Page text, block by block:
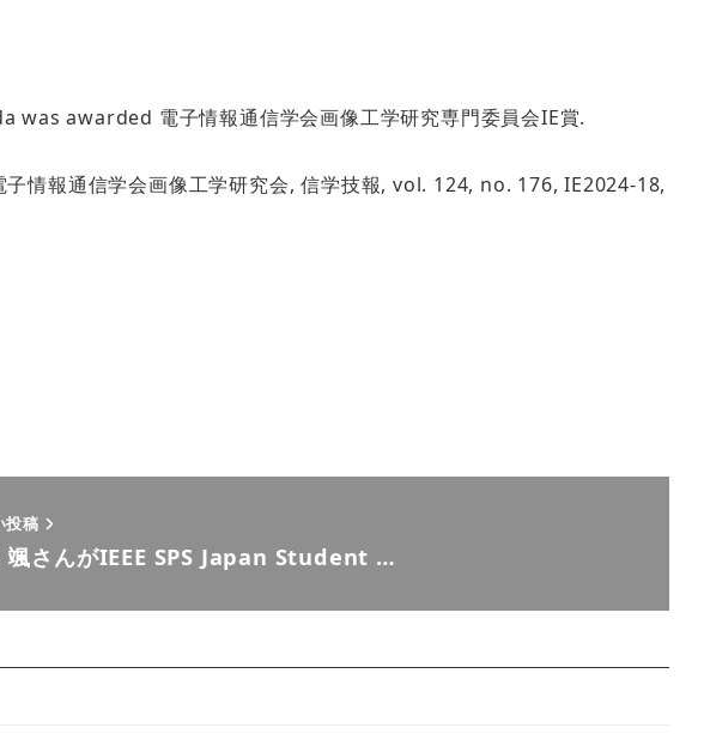
was awarded 電子情報通信学会画像工学研究専門委員会IE賞.
情報通信学会画像工学研究会, 信学技報, vol. 124, no. 176, IE2024-18,
投稿
颯さんがIEEE SPS Japan Student …